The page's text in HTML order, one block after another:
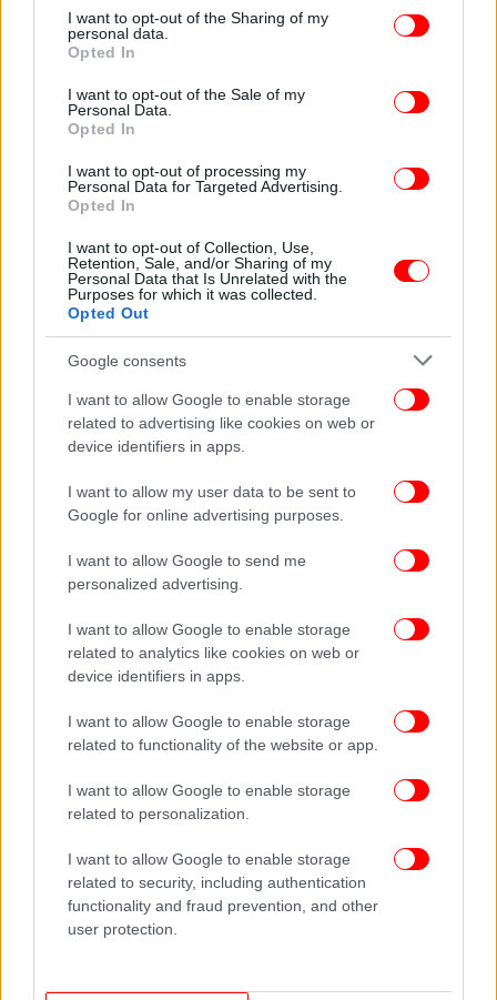
not limited to your visit or usage behaviour. You may click to
grant or deny consent to Google and its third-party tags to
use your data for below specified purposes in below Google
consent section.
I want to opt-out of the Sharing of my
personal data.
Opted In
I want to opt-out of the Sale of my
Personal Data.
Opted In
I want to opt-out of processing my
Personal Data for Targeted Advertising.
Opted In
I want to opt-out of Collection, Use,
Retention, Sale, and/or Sharing of my
Personal Data that Is Unrelated with the
Purposes for which it was collected.
Opted Out
Google consents
I want to allow Google to enable storage
related to advertising like cookies on web or
device identifiers in apps.
I want to allow my user data to be sent to
Google for online advertising purposes.
I want to allow Google to send me
personalized advertising.
I want to allow Google to enable storage
related to analytics like cookies on web or
device identifiers in apps.
I want to allow Google to enable storage
related to functionality of the website or app.
I want to allow Google to enable storage
related to personalization.
I want to allow Google to enable storage
related to security, including authentication
functionality and fraud prevention, and other
user protection.
Ακολουθήστε το στο Google News
και μάθετε
πρώτοι όλες τις ειδήσεις
Δείτε όλες τις τελευταίεςΕιδήσειςαπό την Ελλάδα και τον Κόσμο,
ΔΙΑΒΑΣΤΕ ΠΕΡΙΣΣΟΤΕΡΑ